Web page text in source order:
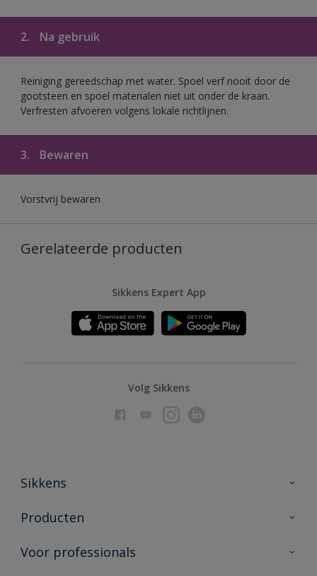
2. Na gebruik
Reiniging gereedschap met water. Spoel verf nooit door de
gootsteen en spoel materialen niet uit onder de kraan.
Verfresten afvoeren volgens lokale richtlijnen.
3. Bewaren
Vorstvrij bewaren
Gerelateerde producten
Sikkens Expert App
Volg Sikkens
Sikkens
Over Sikkens
Duurzaamheid
Producten
Producten voor binnen
Voor professionals